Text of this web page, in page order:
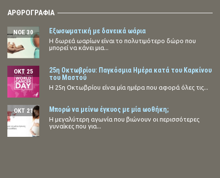
ΑΡΘΡΟΓΡΑΦΙΑ
Εξωσωματική με δανεικά ωάρια
ΝΟΈ 30
Η δωρεά ωαρίων είναι το πολυτιμότερο δώρο που
μπορεί να κάνει μια...
25η Οκτωβρίου: Παγκόσμια Ημέρα κατά του Καρκίνου
του Μαστού
ΟΚΤ 25
Η 25η Οκτωβρίου είναι μία ημέρα που αφορά όλες τις...
Μπορώ να μείνω έγκυος με μία ωοθήκη;
ΟΚΤ 21
Η μεγαλύτερη αγωνία που βιώνουν οι περισσότερες
γυναίκες που για...